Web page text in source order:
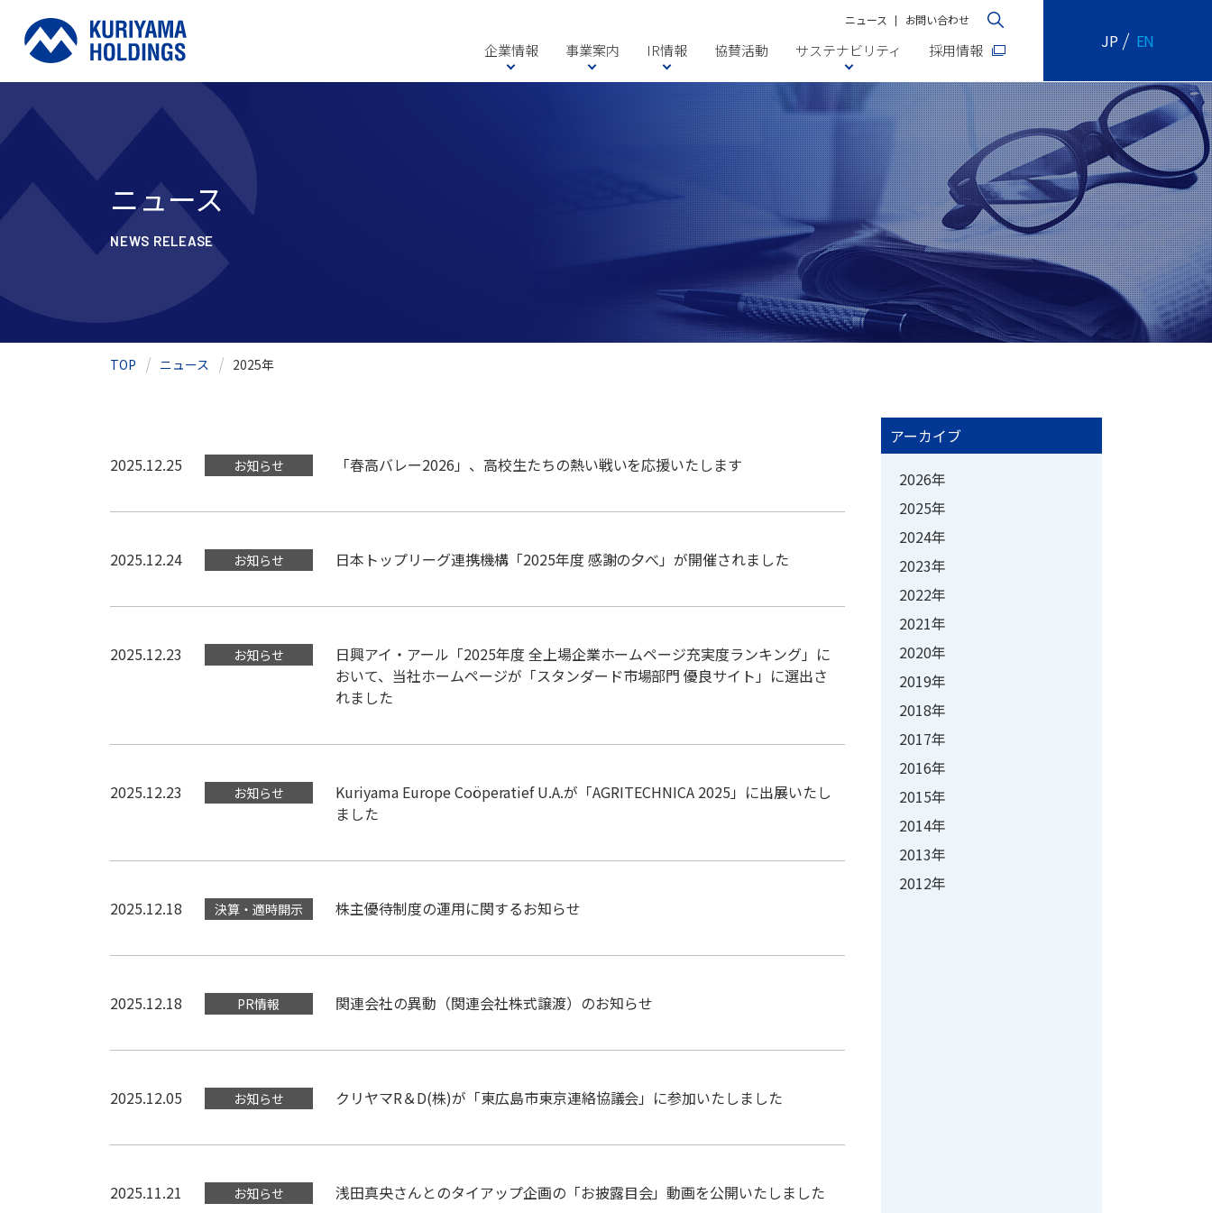
ニュース お問い合わせ
企業情報 事業案内 IR情報 協賛活動 サステナビリティ 採用情報 JP EN
ニュース
NEWS RELEASE
TOP ニュース 2025年
2025.12.25 お知らせ 「春高バレー2026」、高校生たちの熱い戦いを応援いたします
2025.12.24 お知らせ 日本トップリーグ連携機構「2025年度 感謝の夕べ」が開催されました
2025.12.23 お知らせ
日興アイ・アール「2025年度 全上場企業ホームページ充実度ランキング」に
おいて、当社ホームページが「スタンダード市場部門 優良サイト」に選出さ
れました
2025.12.23 お知らせ
Kuriyama Europe Coöperatief U.A.が「AGRITECHNICA 2025」に出展いたし
ました
2025.12.18 決算・適時開示 株主優待制度の運用に関するお知らせ
2025.12.18 PR情報 関連会社の異動（関連会社株式譲渡）のお知らせ
2025.12.05 お知らせ クリヤマR＆D(株)が「東広島市東京連絡協議会」に参加いたしました
2025.11.21 お知らせ 浅田真央さんとのタイアップ企画の「お披露目会」動画を公開いたしました
アーカイブ
2026年
2025年
2024年
2023年
2022年
2021年
2020年
2019年
2018年
2017年
2016年
2015年
2014年
2013年
2012年